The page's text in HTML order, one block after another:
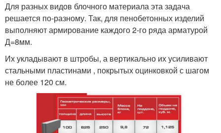
Для разных видов блочного материала эта задача
решается по-разному. Так, для пенобетонных изделий
выполняют армирование каждого 2-го ряда арматурой
Д=8мм.
Их укладывают в штробы, а вертикально их усиливают
стальными пластинами , покрытых оцинковкой с шагом
не более 120 см.